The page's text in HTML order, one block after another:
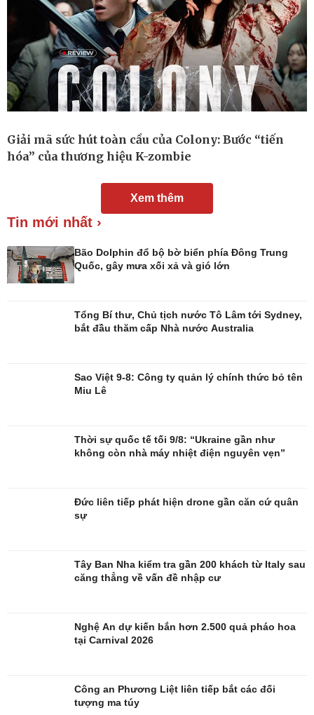
Tình yêu - Gia đình
Sân khấu - Điện ảnh
Văn học
Săn Tour
Giải mã sức hút toàn cầu của Colony: Bước “tiến
hóa” của thương hiệu K-zombie
Xem thêm
Tin mới nhất ›
Bão Dolphin đổ bộ bờ biển phía Đông Trung
Quốc, gây mưa xối xả và gió lớn
Tổng Bí thư, Chủ tịch nước Tô Lâm tới Sydney,
bắt đầu thăm cấp Nhà nước Australia
Sao Việt 9-8: Công ty quản lý chính thức bỏ tên
Miu Lê
Thời sự quốc tế tối 9/8: “Ukraine gần như
không còn nhà máy nhiệt điện nguyên vẹn”
Đức liên tiếp phát hiện drone gần căn cứ quân
sự
Tây Ban Nha kiểm tra gần 200 khách từ Italy sau
căng thẳng về vấn đề nhập cư
Nghệ An dự kiến bắn hơn 2.500 quả pháo hoa
tại Carnival 2026
Công an Phương Liệt liên tiếp bắt các đối
tượng ma túy